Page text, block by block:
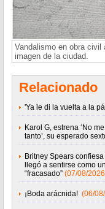
Vandalismo en obra civil
imagen de la ciudad.
Relacionado
'Ya le di la vuelta a la
Karol G, estrena ‘No
tanto’, su esperado
Britney Spears
llegó a sentirse como
“fracasado” (07/08/
¡Boda arácnida! (06/